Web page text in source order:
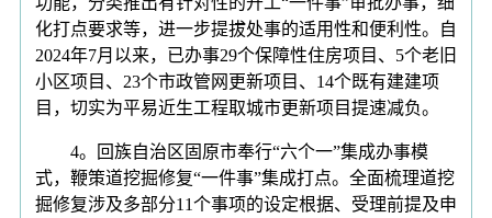
化打点要求等，进一步提拔处事的适用性和便利性。自
2024年7月以来，已办事29个保障性住房项目、5个老旧
小区项目、23个市政管网更新项目、14个既有建建项
目，切实为平易近生工程取城市更新项目提速减负。
4。回族自治区固原市奉行“六个一”集成办事模
式，鞭策道挖掘修复“一件事”集成打点。全面梳理道挖
掘修复涉及多部分11个事项的设定根据、受理前提及申